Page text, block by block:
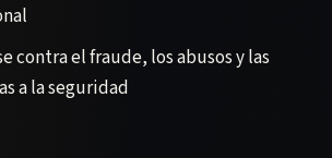
contra el fraude, los abusos y las
a la seguridad